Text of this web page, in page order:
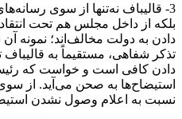
3- قالیباف نه‌تنها از سوی
بلکه از داخل مجلس هم تحت
دادن به دولت مخالف‌اند؛ نمونه
تذکر شفاهی، مستقیماً به
دادن کافی است و خواست که
استیضاح‌ها به صحن می‌آید. از
نسبت به اعلام وصول نشدن